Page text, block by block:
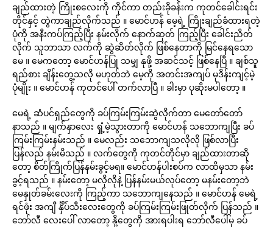
ချည်ထားတဲ့ ကြိုးစလေးကို ကိုင်ကာ တည်းခိုခန်းက ကုတင်ခေါင်းရင်း
တိုင်နှင့် တွဲကာချည်လိုက်သည် ။ မောင်ဟန် မေ့ရဲ့ ကြိုးချည်ခံထားရတဲ့
ပုံကို အနီးကပ်ကြည့်ပြီး နမ်းလိုက် နောက်ဆုတ် ကြည့်ပြီး ခေါင်းညိတ်
လိုက် သူဘာသာ လက်ကို ဆွဲဆိတ်လိုက် ဖြစ်နေတာကို မြင်နေရသော
မေ ။ မေကတော့ မောင်ဟန်ပြု သမျှ နုဖို့ အဆင်သင့် ဖြစ်နေပြီ ။ ချစ်သူ
ရည်စား ချိန်းတွေ့သလို မဟုတ်ဘဲ မေ့ကို အတင်းအကျပ် မုဒိန်းကျင့်မဲ့
ပုံမျိုး ။ မောင်ဟန် ကုတင်ပေါ် တက်လာပြီ ။ ခါးမှာ ပုဆိုးမပါတော့ ။
မေရဲ့ ဆံပင်ရှည်တွေကို ခပ်ကြမ်းကြမ်းဆွဲလိုက်တာ မေတော်တော်
နာသည် ။ မျက်နှာလေး ရှုံ့မဲ့သွားတာကို မောင်ဟန် သဘောကျပြီး ခပ်
ကြမ်းကြမ်းနမ်းသည် ။ မေလည်း သဘောကျသလိုလို ဖြစ်လာပြီး
ပြန်လည် နမ်းမိသည် ။ လက်တွေကို ကုတင်တိုင်မှာ ချည်ထားတာဆို
တော့ စိတ်ကြိုက်ပြန်နမ်းခွင့်မရ။ မောင်ဟန်ပါးစပ်က လာထိမှသာ နမ်း
ခွင့်ရသည် ။ နမ်းတော့ မလိုလိုနဲ့ ပြန်နမ်းမယ်လုပ်တော့ မနမ်းတော့ဘဲ
မေနှုတ်ခမ်းလေးကို ကြည့်ကာ သဘောကျနေသည် ။ မောင်ဟန် မေရဲ့
ရင်ဖုံး အကျီ င်္နှိပ်သီးလေးတွေကို ခပ်ကြမ်းကြမ်းဖြုတ်လိုက် ပြန်သည် ။
ဘော်လီ လေးပေါ် လာတော့ နို့တွေကို အားရပါးရ ဘော်လီပေါ်မှ ခပ်